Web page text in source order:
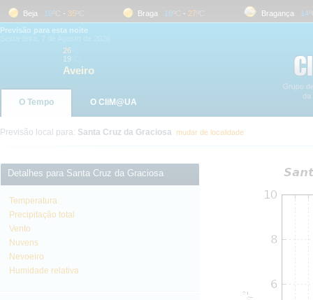
Beja 16 ºC- 35 ºC Braga 18 ºC- 27 ºC Bragança 14 ºC-
Previsão para esta noite
26
19
Aveiro
O Tempo O CliM@UA
Previsão local para: Santa Cruz da Graciosa mudar de localidade
Detalhes para Santa Cruz da Graciosa
Temperatura
Precipitação total
Vento
Nuvens
Nevoeiro
Humidade relativa